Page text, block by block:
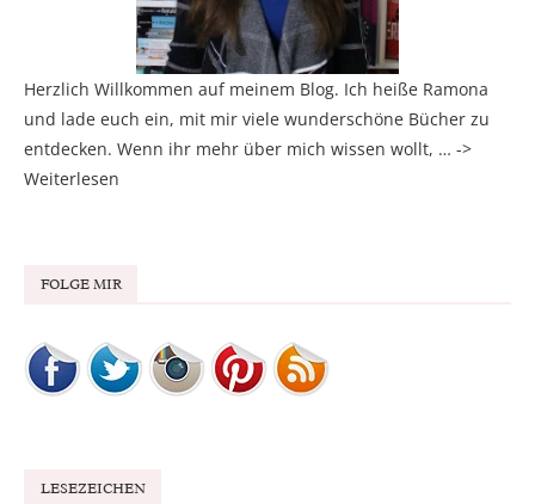
Herzlich Willkommen auf meinem Blog. Ich heiße Ramona
und lade euch ein, mit mir viele wunderschöne Bücher zu
entdecken. Wenn ihr mehr über mich wissen wollt, … ->
Weiterlesen
FOLGE MIR
LESEZEICHEN